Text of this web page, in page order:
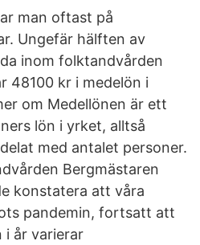
man oftast på
Ungefär hälften av
inom folktandvården
48100 kr i medelön i
om Medellönen är ett
lön i yrket, alltså
med antalet personer.
Bergmästaren
konstatera att våra
pandemin, fortsatt att
i år varierar